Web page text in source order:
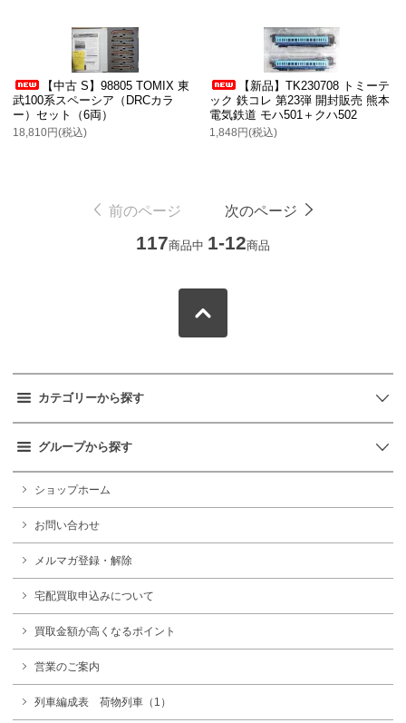
【中古 S】98805 TOMIX 東
武100系スペーシア（DRCカラ
ー）セット（6両）
18,810円(税込)
【新品】TK230708 トミーテ
ック 鉄コレ 第23弾 開封販売 熊本
電気鉄道 モハ501＋クハ502
1,848円(税込)
前のページ 次のページ
117商品中 1-12商品
カテゴリーから探す
グループから探す
ショップホーム
お問い合わせ
メルマガ登録・解除
宅配買取申込みについて
買取金額が高くなるポイント
営業のご案内
列車編成表 荷物列車（1）